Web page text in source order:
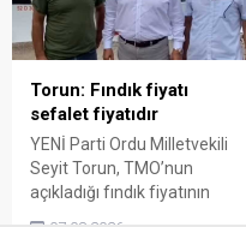
götürüldüğü iddiasını
gündeme getiren Sarı,
Giresun milletvekillerini açık
ve net bir cevap vermeye
çağırdı.
Torun: Fındık fiyatı
sefalet fiyatıdır
YENİ Parti Ordu Milletvekili
Seyit Torun, TMO’nun
açıkladığı fındık fiyatının